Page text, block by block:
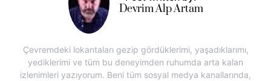
Devrim Alp Artam
Çevremdeki lokantaları gezip gördüklerimi, yaşadıklarımı,
yediklerimi ve tüm bu deneyimden ruhumda arta kalan
izlenimleri yazıyorum. Beni tüm sosyal medya kanallarında,